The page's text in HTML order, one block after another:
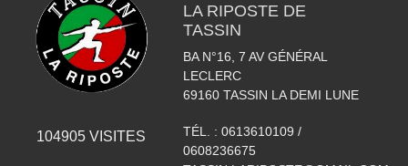
104905 VISITES
LA RIPOSTE DE
TASSIN
BA N°16, 7 AV GÉNÉRAL
LECLERC
69160 TASSIN LA DEMI LUNE
TÉL. : 0613610109 /
0608236675